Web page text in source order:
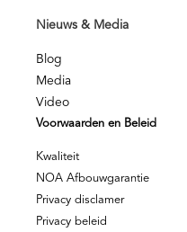
Nieuws & Media
Blog
Media
Video
Voorwaarden en Beleid
Kwaliteit
NOA Afbouwgarantie
Privacy disclamer
Privacy beleid